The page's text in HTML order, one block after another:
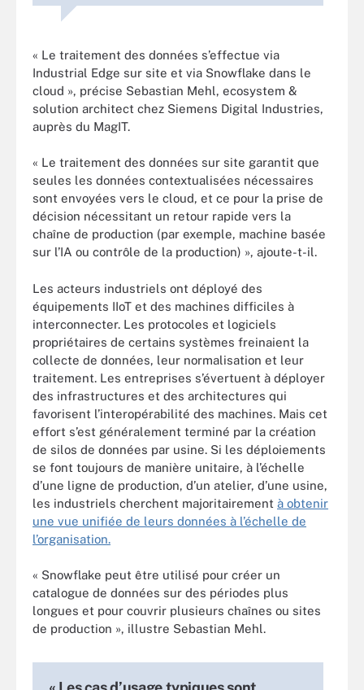
« Le traitement des données s’effectue via
Industrial Edge sur site et via Snowflake dans le
cloud », précise Sebastian Mehl, ecosystem &
solution architect chez Siemens Digital Industries,
auprès du MagIT.
« Le traitement des données sur site garantit que
seules les données contextualisées nécessaires
sont envoyées vers le cloud, et ce pour la prise de
décision nécessitant un retour rapide vers la
chaîne de production (par exemple, machine basée
sur l’IA ou contrôle de la production) », ajoute-t-il.
Les acteurs industriels ont déployé des
équipements IIoT et des machines difficiles à
interconnecter. Les protocoles et logiciels
propriétaires de certains systèmes freinaient la
collecte de données, leur normalisation et leur
traitement. Les entreprises s’évertuent à déployer
des infrastructures et des architectures qui
favorisent l’interopérabilité des machines. Mais cet
effort s’est généralement terminé par la création
de silos de données par usine. Si les déploiements
se font toujours de manière unitaire, à l’échelle
d’une ligne de production, d’un atelier, d’une usine,
les industriels cherchent majoritairement à obtenir
une vue unifiée de leurs données à l’échelle de
l’organisation.
« Snowflake peut être utilisé pour créer un
catalogue de données sur des périodes plus
longues et pour couvrir plusieurs chaînes ou sites
de production », illustre Sebastian Mehl.